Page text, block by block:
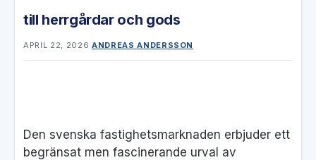
till herrgårdar och gods
APRIL 22, 2026 ANDREAS ANDERSSON
Den svenska fastighetsmarknaden erbjuder ett
begränsat men fascinerande urval av